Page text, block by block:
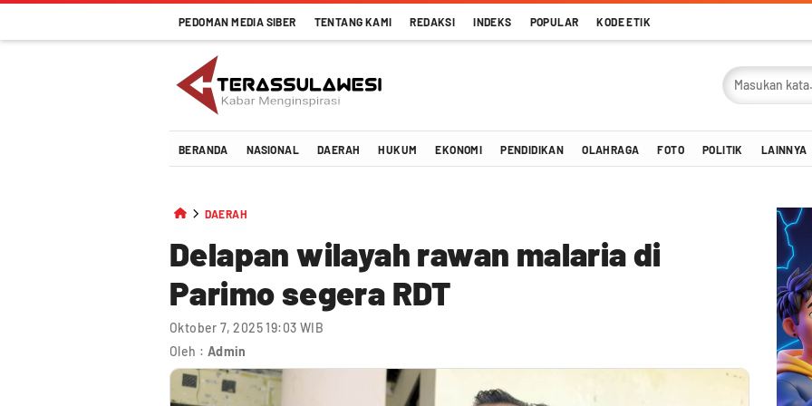
PEDOMAN MEDIA SIBER TENTANG KAMI REDAKSI INDEKS POPULAR KODE ETIK
Terassulawesi
Kabar Menginspirasi
BERANDA NASIONAL DAERAH HUKUM EKONOMI PENDIDIKAN OLAHRAGA FOTO POLITIK LAINNYA
DAERAH
Delapan wilayah rawan malaria di
Parimo segera RDT
Oktober 7, 2025 19:03 WIB
Oleh : Admin